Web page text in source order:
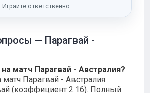
Играйте ответственно.
— Парагвай -
матч Парагвай - Австралия?
Парагвай - Австралия:
(коэффициент 2.16). Полный